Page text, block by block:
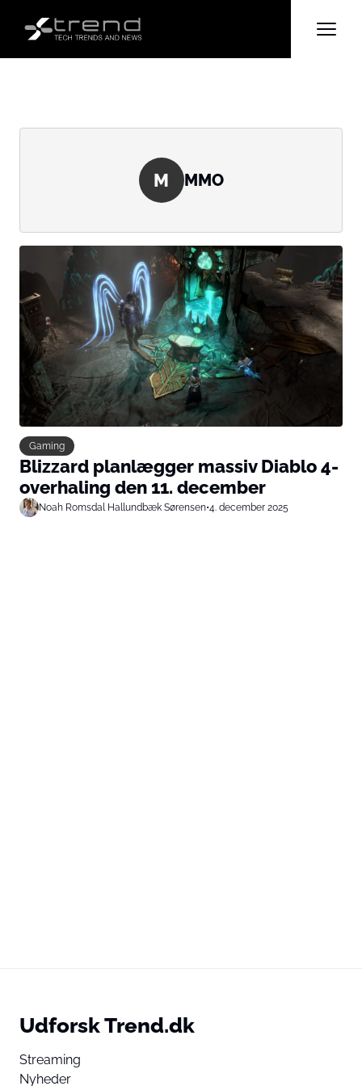
M MMO
Gaming
Blizzard planlægger massiv Diablo 4-
overhaling den 11. december
Noah Romsdal Hallundbæk Sørensen•4. december 2025
Udforsk Trend.dk
Streaming
Nyheder